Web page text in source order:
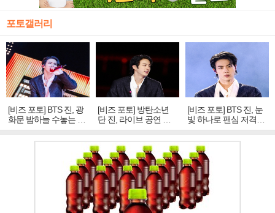
포토갤러리
[비즈 포토] BTS 진, 광
화문 밤하늘 수놓는 '비
주얼 킹'의 열창
[비즈 포토] 방탄소년
단 진, 라이브 공연 중
빛나는 독보적 아우라
[비즈 포토] BTS 진, 눈
빛 하나로 팬심 저격…
독보적 카리스마